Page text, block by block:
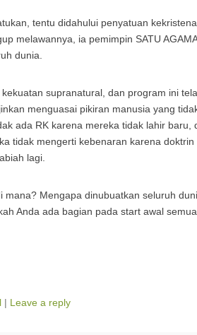
tentu didahului penyatuan
melawannya, ia pemimpin SATU
dunia.
supranatural, dan program ini
menguasai pikiran manusia yang
ada RK karena mereka tidak lahir
tidak mengerti kebenaran karena
lagi.
mana? Mengapa dinubuatkan seluruh
Anda ada bagian pada start awal
| Leave a reply